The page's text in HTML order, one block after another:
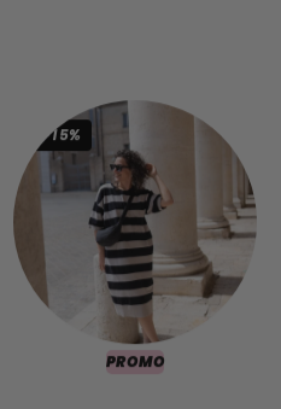
-15%
PROMO